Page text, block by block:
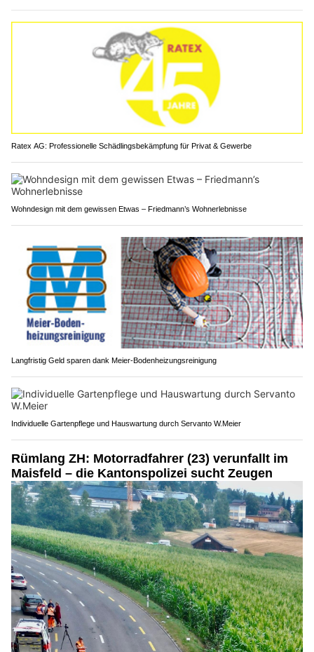
Ratex AG: Professionelle Schädlingsbekämpfung für Privat & Gewerbe
Wohndesign mit dem gewissen Etwas – Friedmann’s Wohnerlebnisse
Langfristig Geld sparen dank Meier-Bodenheizungsreinigung
Individuelle Gartenpflege und Hauswartung durch Servanto W.Meier
Rümlang ZH: Motorradfahrer (23) verunfallt im
Maisfeld – die Kantonspolizei sucht Zeugen